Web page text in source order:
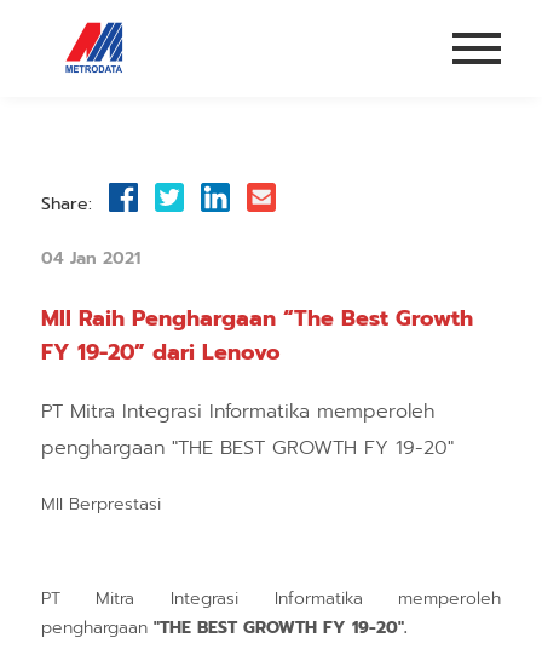
04 Jan 2021
Share:
MII Raih Penghargaan “The Best Growth
FY 19-20” dari Lenovo
PT Mitra Integrasi Informatika memperoleh
penghargaan "THE BEST GROWTH FY 19-20"
MII Berprestasi
PT Mitra Integrasi Informatika memperoleh
penghargaan "THE BEST GROWTH FY 19-20".